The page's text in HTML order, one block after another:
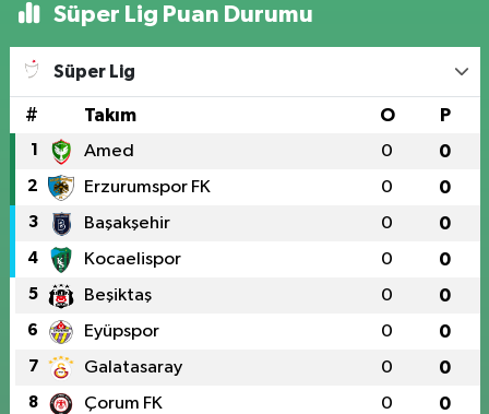
Süper Lig Puan Durumu
Süper Lig
# Takım O P
1 Amed 0 0
2 Erzurumspor FK 0 0
3 Başakşehir 0 0
4 Kocaelispor 0 0
5 Beşiktaş 0 0
6 Eyüpspor 0 0
7 Galatasaray 0 0
8 Çorum FK 0 0